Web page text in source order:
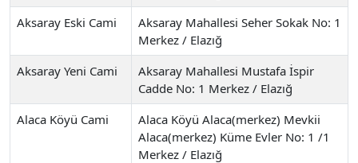
Aksaray Eski Cami
Aksaray Mahallesi Seher Sokak No: 1
Merkez / Elazığ
Aksaray Yeni Cami
Aksaray Mahallesi Mustafa İspir
Cadde No: 1 Merkez / Elazığ
Alaca Köyü Cami
Alaca Köyü Alaca(merkez) Mevkii
Alaca(merkez) Küme Evler No: 1 /1
Merkez / Elazığ